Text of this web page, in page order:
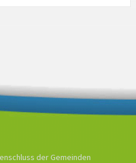
der Gemeinden